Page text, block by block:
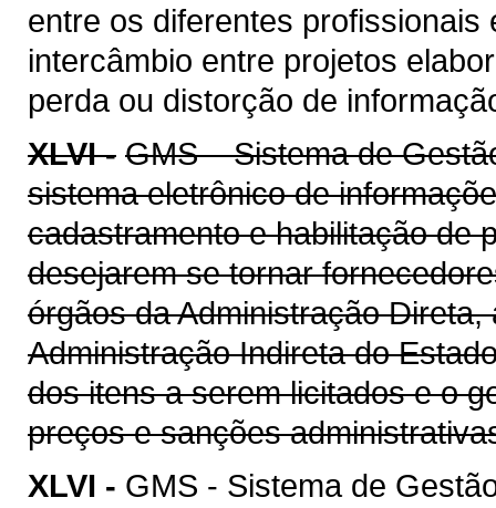
entre os diferentes
intercâmbio entre projetos
perda ou distorção de
XLVI - GMS – Sistema de
sistema eletrônico de
cadastramento e habilitação de
desejarem se tornar
órgãos da Administração
Administração Indireta do
dos itens a serem licitados e o
preços e sanções
XLVI - GMS - Sistema de